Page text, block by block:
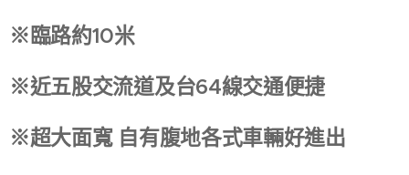
※臨路約10米
※近五股交流道及台64線交通便捷
※超大面寬 自有腹地各式車輛好進出